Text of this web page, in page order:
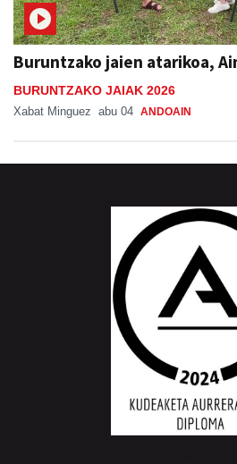
Buruntzako jaien atarikoa,
BURUNTZAKO JAIAK 2026
Xabat Minguez abu 04 ANDOAIN